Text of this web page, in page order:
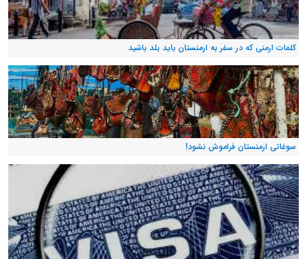
کلمات ارمنی که در سفر به ارمنستان باید بلد باشید
سوغاتی ارمنستان فراموش نشود!